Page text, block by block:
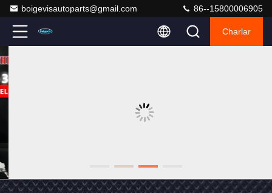
boigevisautoparts@gmail.com 86--15800006905
Charlar